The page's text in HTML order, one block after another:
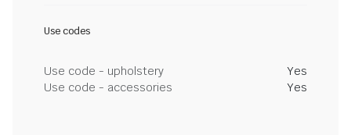
Use codes
Use code - upholstery
Yes
Use code - accessories
Yes